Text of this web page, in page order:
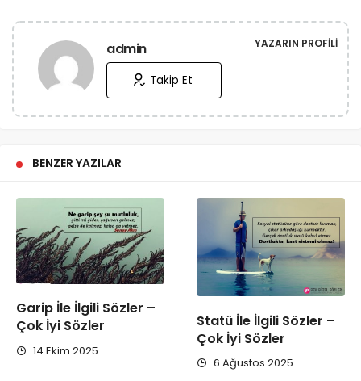
admin YAZARIN PROFILI
Takip Et
BENZER YAZILAR
Garip İle İlgili Sözler –
Çok İyi Sözler
14 Ekim 2025
Statü İle İlgili Sözler –
Çok İyi Sözler
6 Ağustos 2025